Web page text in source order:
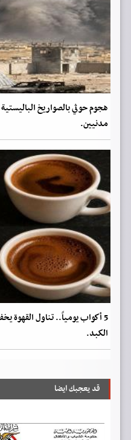
هجوم حوثي بالصواريخ
مدنيين.
5 أكواب يومياً.. تناول القهوة
الكبد.
قد يعجبك ايضا